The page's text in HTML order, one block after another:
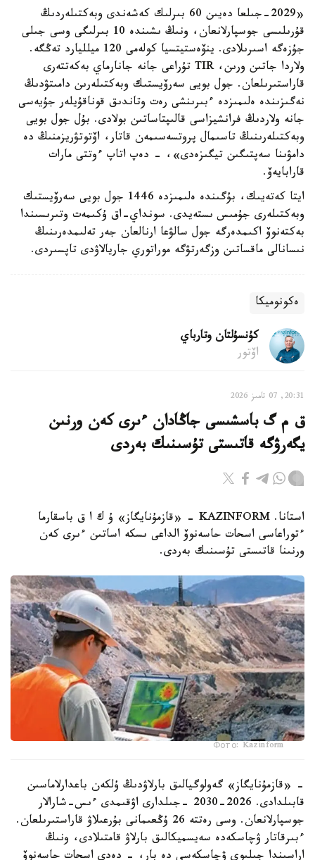
«2029-جىلعا دەيىن 60 بىرلىك كەشەندى وبەكتىلەردىڭ
قۇرىلىسى جوسپارلانعان، ونىڭ ىشىندە 10 بىرلىگى وسى جىلى
جۇزەگە اسىرىلادى. ينۆەستيتسيا كولەمى 120 ميلليارد تەڭگە.
ولاردا جاتىن ورىن، TIR تۇراعى جانە جانارماي بەكەتتەرى
قاراستىرىلعان. جول بويى سەرۆيستىك وبەكتىلەرىن دامىتۋدىڭ
نەگىزىندە ەلىمىزدە ءبىرىنشى رەت وتاندىق قوناقۇيلەر جۇيەسى
جانە ولاردىڭ فرانشيزاسى قالىپتاساتىن بولادى. بۇل جول بويى
وبەكتىلەرىنىڭ تاسىمال پروتسەسىمەن قاتار، اۆتوتۋريزمنىڭ دە
دامۋىنا سەپتىگىن تيگىزەدى»، - دەپ اتاپ ءوتتى مارات
قارابايەۆ.
ايتا كەتەيىك، بۇگىندە ەلىمىزدە 1446 جول بويى سەرۆيستىك
وبەكتىلەرى جۇمىس ىستەيدى. سونداي-اق ۇكىمەت وتىرىسىندا
بەكتەنوۆ اكىمدەرگە جول سالۋعا ارنالعان جەر تەلىمدەرىنىڭ
نىسانالى ماقساتىن وزگەرتۋگە موراتوري جاريالاۋدى تاپسىردى.
ەكونوميكا
كۇنسۇلتان وتارباي
اۆتور
20:31, 07 تامىز 2026
ق م گ باسشىسى جاڭادان ءىرى كەن ورنىن
يگەرۋگە قاتىستى تۇسىنىك بەردى
استانا. KAZINFORM - «قازمۇنايگاز» ۇ ك ا ق باسقارما
ءتوراعاسى اسحات حاسەنوۆ الداعى ىسكە اساتىن ءىرى كەن
ورنىنا قاتىستى تۇسىنىك بەردى.
Фото: Kazinform
- «قازمۇنايگاز» گەولوگيالىق بارلاۋدىڭ ۇلكەن باعدارلاماسىن
قابىلدادى. 2026-2030 -جىلدارى اۋقىمدى ءىس-شارالار
جوسپارلانعان. وسى رەتتە 26 ۇڭعىمانى بۇرعىلاۋ قاراستىرىلعان.
ءبىرقاتار ۋچاسكەدە سەيسميكالىق بارلاۋ قامتىلادى، ونىڭ